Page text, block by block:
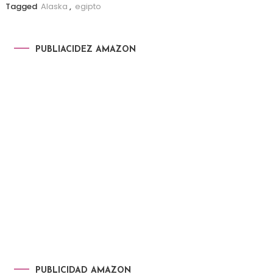
Tagged Alaska , egipto
PUBLIACIDEZ AMAZON
PUBLICIDAD AMAZON